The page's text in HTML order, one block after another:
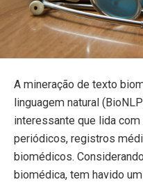
A mineração de texto
linguagem natural
interessante que lida
periódicos, registros
biomédicos.
biomédica, tem havido